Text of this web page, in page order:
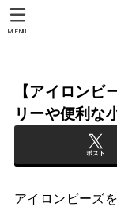
MENU
【アイロンビ
リーや便利な
ポスト
アイロンビーズ